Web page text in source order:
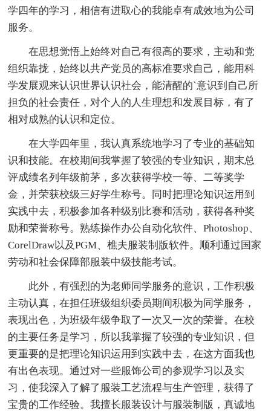
学四年的学习，相信有进取心的我能卓有成效地为公司
服务。
在思想觉悟上始终对自己有很高的要求，主动和党
组织靠拢，始终以共产党员的高标准要求自己，能用科
学发展观来认识世界认识社会，能清醒的`意识到自己所
担负的社会责任，对个人的人生理想和发展目标，有了
相对成熟的认识和定位。
在大学四年里，我认真系统地学习了专业的基础知
识和技能。在校期间我掌握了较强的专业知识，期末总
评成绩名列年级前茅，多次获得学校一等、二等奖学
金，并荣获校级三好学生称号。同时把理论知识运用到
实践中去，积极参加各种级别比赛和活动，获得各种奖
励和荣誉称号。熟练操作办公自动化软件、Photoshop、
CorelDraw以及PGM、樵夫服装制版软件。顺利通过国家
劳动和社会保障部服装中级技能考试。
此外，有强烈的为老师同学服务的意识，工作积极
主动认真，在担任班级组织委员期间积极为同学服务，
表现出色，为班级年级争取了一次又一次的荣誉。在校
的主要任务是学习，所以我掌握了较强的专业知识，但
更重要的是把理论知识运用到实践中去，在这方面我也
有出色表现。通过对一些服饰公司的参观学习以及实
习，使我深入了解了服装工艺流程与生产管理，获得了
宝贵的工作经验。我擅长服装设计与服装制版，真诚地